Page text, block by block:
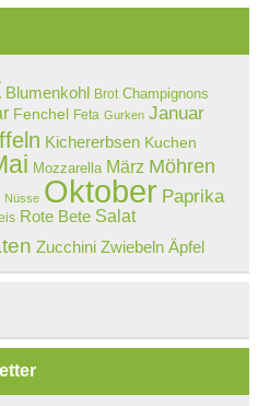
Blumenkohl Brot Champignons
Fenchel Feta Gurken Januar
Kichererbsen Kuchen
Mozzarella März Möhren
Nüsse Oktober Paprika
Rote Bete Salat
Zucchini Zwiebeln Äpfel